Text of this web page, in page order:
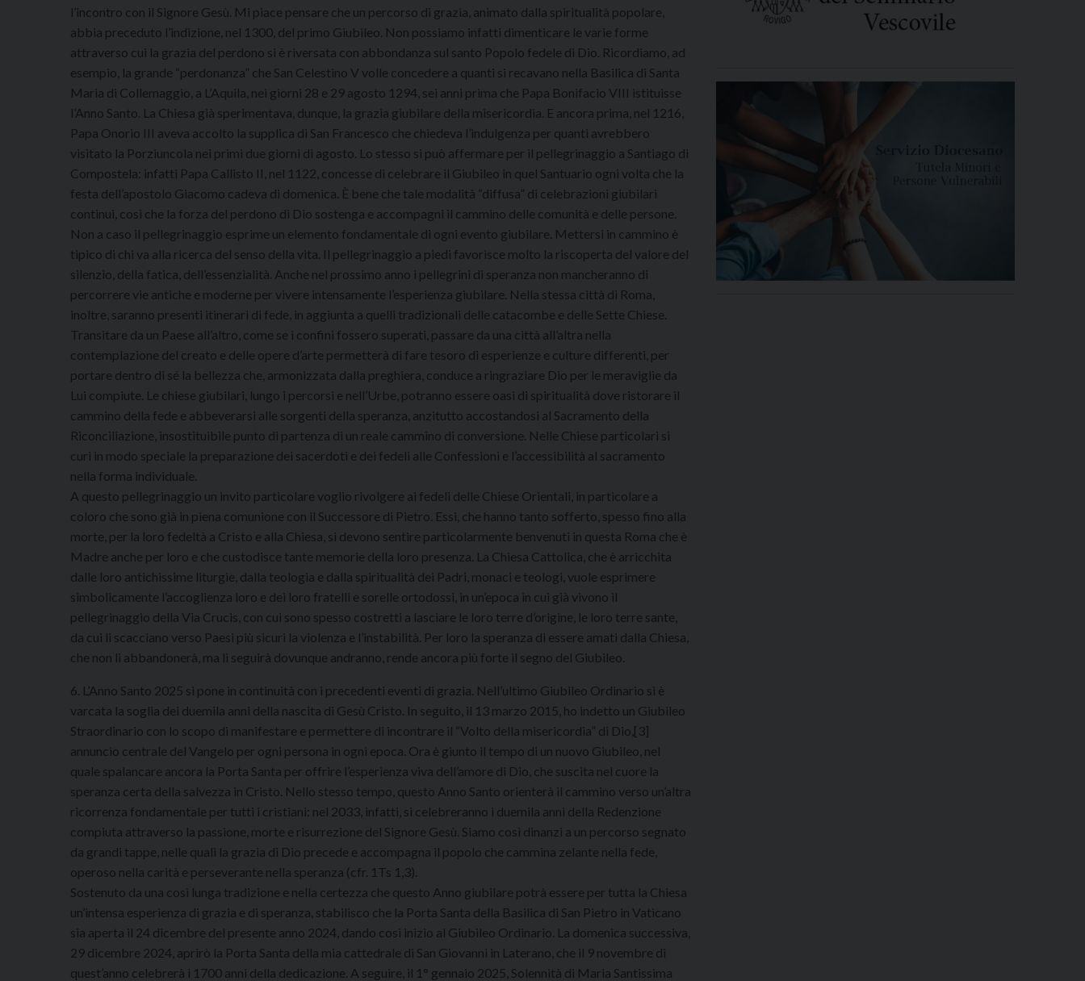
l’incontro con il Signore Gesù. Mi piace pensare che un percorso di grazia, animato dalla spiritualità popolare,
abbia preceduto l’indizione, nel 1300, del primo Giubileo. Non possiamo infatti dimenticare le varie forme
attraverso cui la grazia del perdono si è riversata con abbondanza sul santo Popolo fedele di Dio. Ricordiamo, ad
esempio, la grande “perdonanza” che San Celestino V volle concedere a quanti si recavano nella Basilica di Santa
Maria di Collemaggio, a L’Aquila, nei giorni 28 e 29 agosto 1294, sei anni prima che Papa Bonifacio VIII istituisse
l’Anno Santo. La Chiesa già sperimentava, dunque, la grazia giubilare della misericordia. E ancora prima, nel 1216,
Papa Onorio III aveva accolto la supplica di San Francesco che chiedeva l’indulgenza per quanti avrebbero
visitato la Porziuncola nei primi due giorni di agosto. Lo stesso si può affermare per il pellegrinaggio a Santiago di
Compostela: infatti Papa Callisto II, nel 1122, concesse di celebrare il Giubileo in quel Santuario ogni volta che la
festa dell’apostolo Giacomo cadeva di domenica. È bene che tale modalità “diffusa” di celebrazioni giubilari
continui, così che la forza del perdono di Dio sostenga e accompagni il cammino delle comunità e delle persone.
Non a caso il pellegrinaggio esprime un elemento fondamentale di ogni evento giubilare. Mettersi in cammino è
tipico di chi va alla ricerca del senso della vita. Il pellegrinaggio a piedi favorisce molto la riscoperta del valore del
silenzio, della fatica, dell’essenzialità. Anche nel prossimo anno i pellegrini di speranza non mancheranno di
percorrere vie antiche e moderne per vivere intensamente l’esperienza giubilare. Nella stessa città di Roma,
inoltre, saranno presenti itinerari di fede, in aggiunta a quelli tradizionali delle catacombe e delle Sette Chiese.
Transitare da un Paese all’altro, come se i confini fossero superati, passare da una città all’altra nella
contemplazione del creato e delle opere d’arte permetterà di fare tesoro di esperienze e culture differenti, per
portare dentro di sé la bellezza che, armonizzata dalla preghiera, conduce a ringraziare Dio per le meraviglie da
Lui compiute. Le chiese giubilari, lungo i percorsi e nell’Urbe, potranno essere oasi di spiritualità dove ristorare il
cammino della fede e abbeverarsi alle sorgenti della speranza, anzitutto accostandosi al Sacramento della
Riconciliazione, insostituibile punto di partenza di un reale cammino di conversione. Nelle Chiese particolari si
curi in modo speciale la preparazione dei sacerdoti e dei fedeli alle Confessioni e l’accessibilità al sacramento
nella forma individuale.
A questo pellegrinaggio un invito particolare voglio rivolgere ai fedeli delle Chiese Orientali, in particolare a
coloro che sono già in piena comunione con il Successore di Pietro. Essi, che hanno tanto sofferto, spesso fino alla
morte, per la loro fedeltà a Cristo e alla Chiesa, si devono sentire particolarmente benvenuti in questa Roma che è
Madre anche per loro e che custodisce tante memorie della loro presenza. La Chiesa Cattolica, che è arricchita
dalle loro antichissime liturgie, dalla teologia e dalla spiritualità dei Padri, monaci e teologi, vuole esprimere
simbolicamente l’accoglienza loro e dei loro fratelli e sorelle ortodossi, in un’epoca in cui già vivono il
pellegrinaggio della Via Crucis, con cui sono spesso costretti a lasciare le loro terre d’origine, le loro terre sante,
da cui li scacciano verso Paesi più sicuri la violenza e l’instabilità. Per loro la speranza di essere amati dalla Chiesa,
che non li abbandonerà, ma li seguirà dovunque andranno, rende ancora più forte il segno del Giubileo.
6. L’Anno Santo 2025 si pone in continuità con i precedenti eventi di grazia. Nell’ultimo Giubileo Ordinario si è
varcata la soglia dei duemila anni della nascita di Gesù Cristo. In seguito, il 13 marzo 2015, ho indetto un Giubileo
Straordinario con lo scopo di manifestare e permettere di incontrare il “Volto della misericordia” di Dio,[3]
annuncio centrale del Vangelo per ogni persona in ogni epoca. Ora è giunto il tempo di un nuovo Giubileo, nel
quale spalancare ancora la Porta Santa per offrire l’esperienza viva dell’amore di Dio, che suscita nel cuore la
speranza certa della salvezza in Cristo. Nello stesso tempo, questo Anno Santo orienterà il cammino verso un’altra
ricorrenza fondamentale per tutti i cristiani: nel 2033, infatti, si celebreranno i duemila anni della Redenzione
compiuta attraverso la passione, morte e risurrezione del Signore Gesù. Siamo così dinanzi a un percorso segnato
da grandi tappe, nelle quali la grazia di Dio precede e accompagna il popolo che cammina zelante nella fede,
operoso nella carità e perseverante nella speranza (cfr. 1Ts 1,3).
Sostenuto da una così lunga tradizione e nella certezza che questo Anno giubilare potrà essere per tutta la Chiesa
un’intensa esperienza di grazia e di speranza, stabilisco che la Porta Santa della Basilica di San Pietro in Vaticano
sia aperta il 24 dicembre del presente anno 2024, dando così inizio al Giubileo Ordinario. La domenica successiva,
29 dicembre 2024, aprirò la Porta Santa della mia cattedrale di San Giovanni in Laterano, che il 9 novembre di
quest’anno celebrerà i 1700 anni della dedicazione. A seguire, il 1° gennaio 2025, Solennità di Maria Santissima